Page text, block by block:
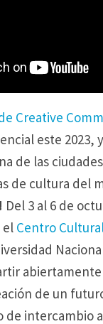
Creative
este 2023,
de las
de cultura del
Del 3 al 6 de
el Centro
de un
de intercambio